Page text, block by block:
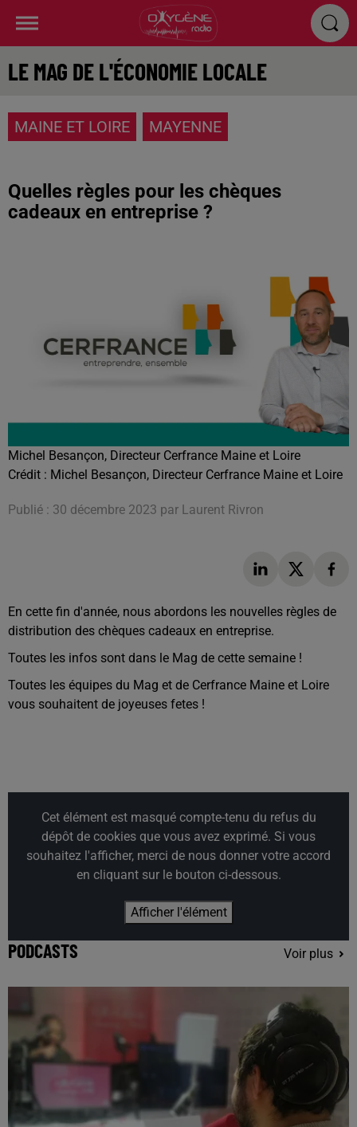
LE MAG DE L'ÉCONOMIE LOCALE
MAINE ET LOIRE MAYENNE
Quelles règles pour les chèques
cadeaux en entreprise ?
Michel Besançon, Directeur Cerfrance Maine et Loire
Crédit : Michel Besançon, Directeur Cerfrance Maine et Loire
Publié : 30 décembre 2023 par Laurent Rivron
En cette fin d'année, nous abordons les nouvelles règles de
distribution des chèques cadeaux en entreprise.
Toutes les infos sont dans le Mag de cette semaine !
Toutes les équipes du Mag et de Cerfrance Maine et Loire
vous souhaitent de joyeuses fetes !
Cet élément est masqué compte-tenu du refus du
dépôt de cookies que vous avez exprimé. Si vous
souhaitez l'afficher, merci de nous donner votre accord
en cliquant sur le bouton ci-dessous.
Afficher l'élément
PODCASTS Voir plus